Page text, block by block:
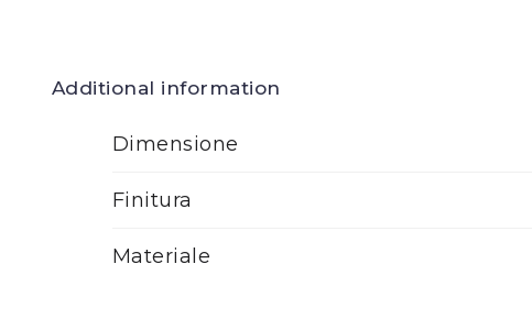
Additional information
Dimensione
Finitura
Materiale